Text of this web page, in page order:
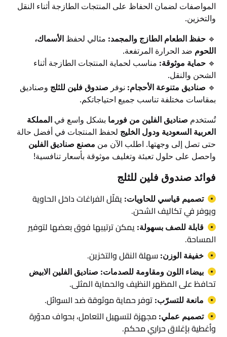
المواصفات لضمان الحفاظ على المنتجات الطازجة أثناء النقل
والتخزين.
🔹حفظ الطعام الطازج والمجمد: مثالي لحفظالأسماك،
اللحوم ضد الحرارة المرتفعة.
🔹حماية موثوقة: مناسب لحماية المنتجات الطازجة أثناء
الشحن والنقل.
🔹 صناديق متنوعة الأحجام: نوفر صندوق فلين للثلج وصناديق
بمقاسات مختلفة تناسب جميع احتياجاتكم.
تُستخدم صناديق الفلين من فورما بشكل واسع فيالمملكة
العربية السعودية ودول الخليج لحفظ المنتجات في أفضل حالة
حتى تصل إلى وجهتها. اطلب الآن من مصنع صناديق الفلين
واحصل على حلول تعبئة وتغليف موثوقة بأسعار تنافسية!
فوائد صندوق فلين للثلج
تصميم قياسي للحاويات: يقلّل الفراغات داخل الحاوية
ويوفر في تكاليف الشحن.
قابلة للصف بسهولة: يمكن ترتيبها فوق بعضها لتوفير
المساحة.
خفيفة الوزن: سهلة النقل والتخزين.
بيضاء اللون ومقاومة للصدمات: صناديق الفلين الابيض
تحافظ على المظهر النظيف والحماية المثلى.
مانعة للتسرّب: توفر حماية موثوقة ضد السوائل.
تصميم عملي: مجهزة لتسهيل التعامل، بحواف مدوّرة
وأغطية بإغلاق حراري محكم.